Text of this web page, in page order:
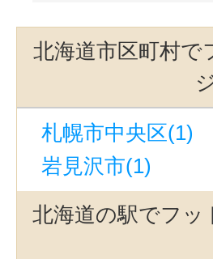
北海道市区町村
札幌市中央区(1)
岩見沢市(1)
北海道の駅でフ